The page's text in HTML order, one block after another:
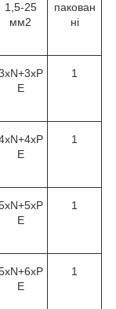
1,5-25
мм2
пакован
ні
E
1
E
1
E
1
E
1